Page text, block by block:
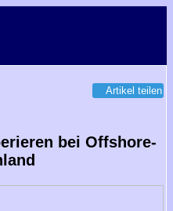
Artikel teilen
bei Offshore-